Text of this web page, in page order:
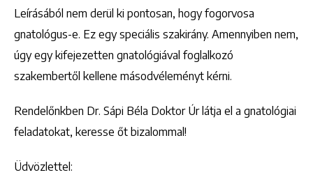
Leírásából nem derül ki pontosan, hogy fogorvosa
gnatológus-e. Ez egy speciális szakirány. Amennyiben nem,
úgy egy kifejezetten gnatológiával foglalkozó
szakembertől kellene másodvéleményt kérni.
Rendelőnkben Dr. Sápi Béla Doktor Úr látja el a gnatológiai
feladatokat, keresse őt bizalommal!
Üdvözlettel: